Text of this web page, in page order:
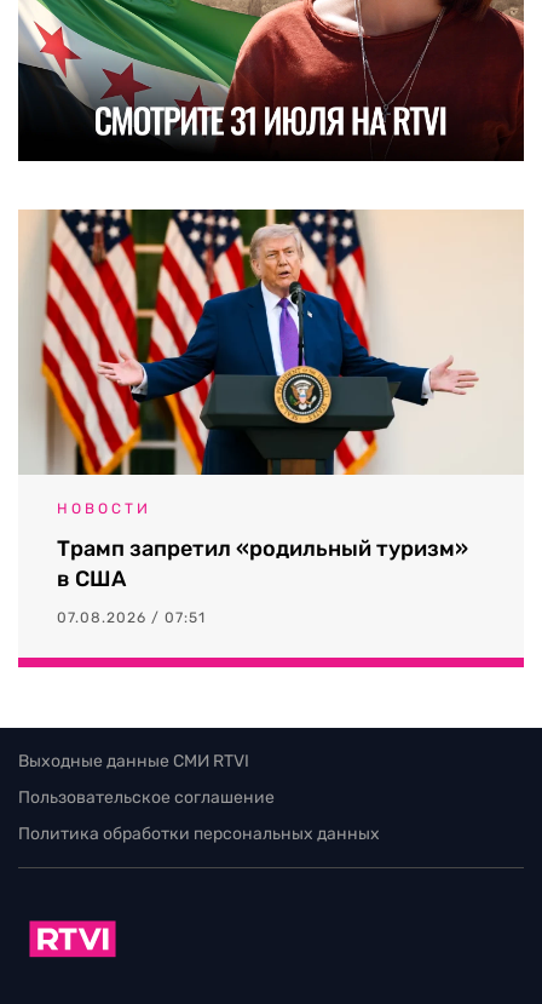
НОВОСТИ
Трамп запретил «родильный туризм»
в США
07.08.2026 / 07:51
Выходные данные СМИ RTVI
Пользовательское соглашение
Политика обработки персональных данных